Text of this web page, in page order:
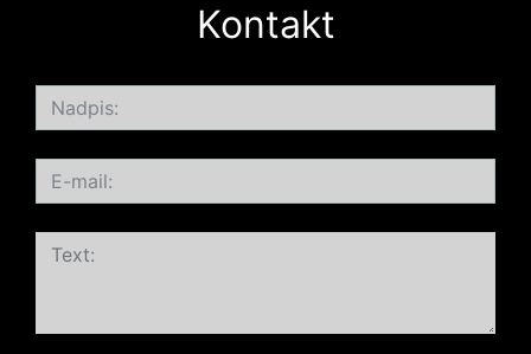
Kontakt